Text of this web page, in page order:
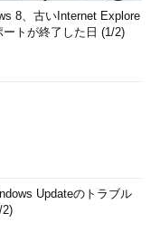
8、古いInternet Explore
ートが終了した日 (1/2)
Updateのトラブル
2)